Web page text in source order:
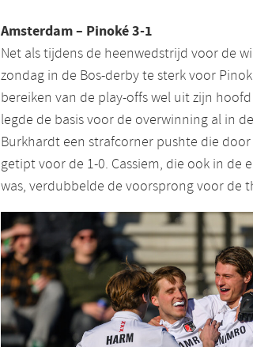
Amsterdam – Pinoké 3-1
Net als tijdens de heenwedstrijd voor de
zondag in de Bos-derby te sterk voor
bereiken van de play-offs wel uit zijn
legde de basis voor de overwinning al in
Burkhardt een strafcorner pushte die
getipt voor de 1-0. Cassiem, die ook in de
was, verdubbelde de voorsprong voor de